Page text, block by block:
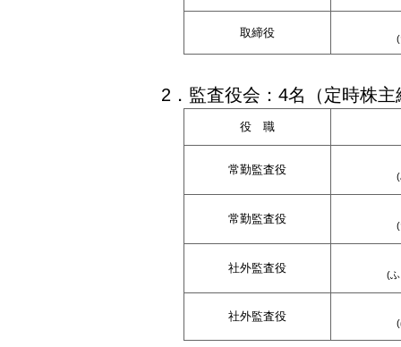
取締役
2．監査役会：4名（定時株
役 職
常勤監査役
常勤監査役
社外監査役 (
社外監査役